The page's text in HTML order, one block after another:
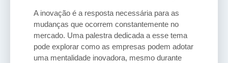
A inovação é a resposta necessária para as
mudanças que ocorrem constantemente no
mercado. Uma palestra dedicada a esse tema
pode explorar como as empresas podem adotar
uma mentalidade inovadora, mesmo durante